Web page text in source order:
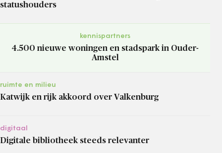
statushouders
kennispartners
4.500 nieuwe woningen en stadspark in Ouder-
Amstel
ruimte en milieu
Katwijk en rijk akkoord over Valkenburg
digitaal
Digitale bibliotheek steeds relevanter